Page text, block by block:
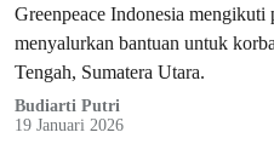
Greenpeace Indonesia
menyalurkan bantuan untuk
Tengah, Sumatera Utara.
Budiarti Putri
19 Januari 2026